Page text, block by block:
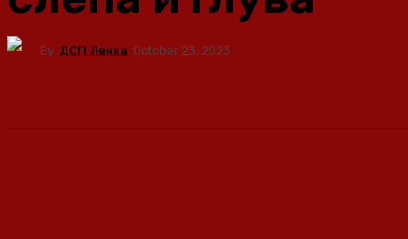
By ДСП Ленка October 23, 2023